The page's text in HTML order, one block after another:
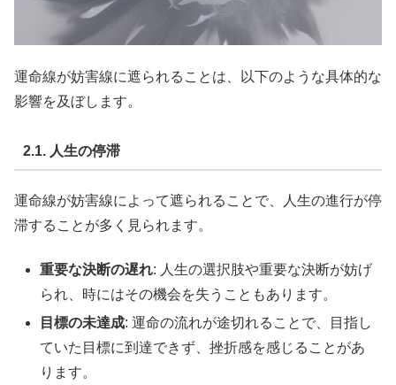
運命線が妨害線に遮られることは、以下のような具体的な
影響を及ぼします。
2.1. 人生の停滞
運命線が妨害線によって遮られることで、人生の進行が停
滞することが多く見られます。
重要な決断の遅れ: 人生の選択肢や重要な決断が妨げ
られ、時にはその機会を失うこともあります。
目標の未達成: 運命の流れが途切れることで、目指し
ていた目標に到達できず、挫折感を感じることがあ
ります。